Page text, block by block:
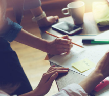
SKIN PACK
SKINNING
SLICING
SMOKING
STEAMING